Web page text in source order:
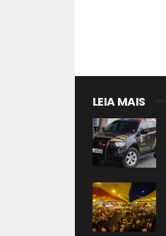
LEIA MAIS